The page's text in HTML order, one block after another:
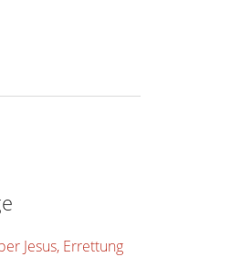
Jesus, Errettung